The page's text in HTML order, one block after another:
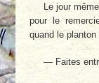
Le jour
pour le
quand le
— Faites